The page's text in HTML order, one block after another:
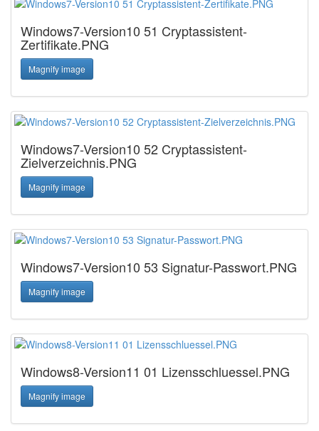
Windows7-Version10 51 Cryptassistent-
Zertifikate.PNG
Magnify image
Windows7-Version10 52 Cryptassistent-
Zielverzeichnis.PNG
Magnify image
Windows7-Version10 53 Signatur-Passwort.PNG
Magnify image
Windows8-Version11 01 Lizensschluessel.PNG
Magnify image